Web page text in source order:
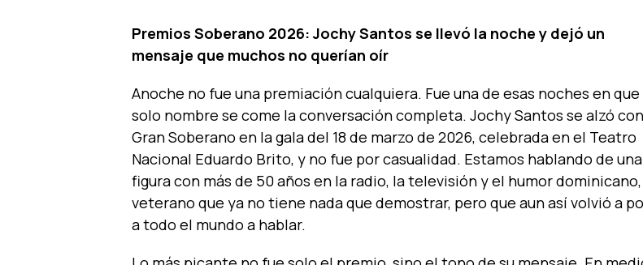
Premios Soberano 2026: Jochy Santos se llevó la noche y dejó un
mensaje que muchos no querían oír
Anoche no fue una premiación cualquiera. Fue una de esas noches en que
solo nombre se come la conversación completa. Jochy Santos se alzó
Gran Soberano en la gala del 18 de marzo de 2026, celebrada en el Teatro
Nacional Eduardo Brito, y no fue por casualidad. Estamos hablando de una
figura con más de 50 años en la radio, la televisión y el humor
veterano que ya no tiene nada que demostrar, pero que aun así volvió a
a todo el mundo a hablar.